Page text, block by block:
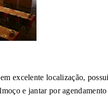
excelente localização,
e jantar por